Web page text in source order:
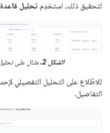
لتحقيق ذلك، استخدِم تحليل
الشكل 2. مثال على
للاطّلاع على التحليل التفصيلي
التفاصيل.